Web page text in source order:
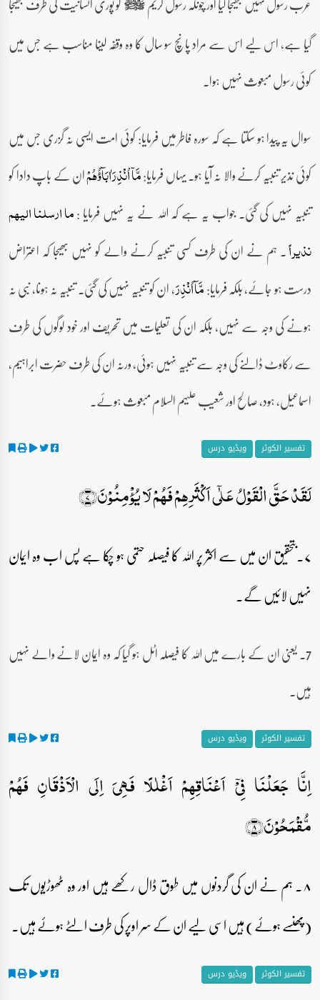
صلى‌الله‌عليه‌وآله‌وسلم
گیا ہے، اس لیے اس سے مراد پانچ سو سال کا وہ وقفہ لینا مناسب ہے جس میں
کوئی رسول مبعوث نہیں ہوا۔
سوال یہ پیدا ہو سکتا ہے کہ سورہ فاطر میں فرمایا: کوئی امت ایسی نہ گزری جس میں
کوئی نذیر تنبیہ کرنے والا نہ آیا ہو۔ یہاں فرمایا:مَّاۤ اُنۡذِرَ اٰبَآؤُہُمۡان کے باپ دادا کو
تنبیہ نہیں کی گئی۔ جواب یہ ہے کہ اللہ نے یہ نہیں فرمایا :ما ارسلنا الیہم
نذیراً۔ ہم نے ان کی طرف کسی تنبیہ کرنے والے کو نہیں بھیجا کہ اعتراض
درست ہو جائے، بلکہ فرمایا:مَّآ اُنْذِرَ، ان کو تنبیہ نہیں کی گئی۔ تنبیہ نہ ہونا، نبی نہ
ہونے کی وجہ سے نہیں، بلکہ ان کی تعلیمات میں تحریف اور خود لوگوں کی طرف
سے رکاوٹ ڈالنے کی وجہ سے تنبیہ نہیں ہوئی، ورنہ ان کی طرف حضرت ابراہیم،
اسماعیل، ہود، صالح اور شعیب علیہم السلام مبعوث ہوئے۔
تفسیر الکوثر ویڈیو درس
لَقَدۡ حَقَّ الۡقَوۡلُ عَلٰۤی اَکۡثَرِہِمۡ فَہُمۡ لَا یُؤۡمِنُوۡنَ﴿۷﴾
۷۔بتحقیق ان میں سے اکثر پر اللہ کا فیصلہ حتمی ہو چکا ہے پس اب وہ ایمان
نہیں لائیں گے۔
7۔ یعنی ان کے بارے میں اللہ کا فیصلہ اٹل ہو گیا کہ وہ ایمان لانے والے نہیں
ہیں۔
تفسیر الکوثر ویڈیو درس
اِنَّا جَعَلۡنَا فِیۡۤ اَعۡنَاقِہِمۡ اَغۡلٰلًا فَہِیَ اِلَی الۡاَذۡقَانِ فَہُمۡ
مُّقۡمَحُوۡنَ﴿۸﴾
۸۔ ہم نے ان کی گردنوں میں طوق ڈال رکھے ہیں اور وہ ٹھوڑیوں تک
(پھنسے ہوئے) ہیں اسی لیے ان کے سر اوپر کی طرف الٹے ہوئے ہیں۔
تفسیر الکوثر ویڈیو درس